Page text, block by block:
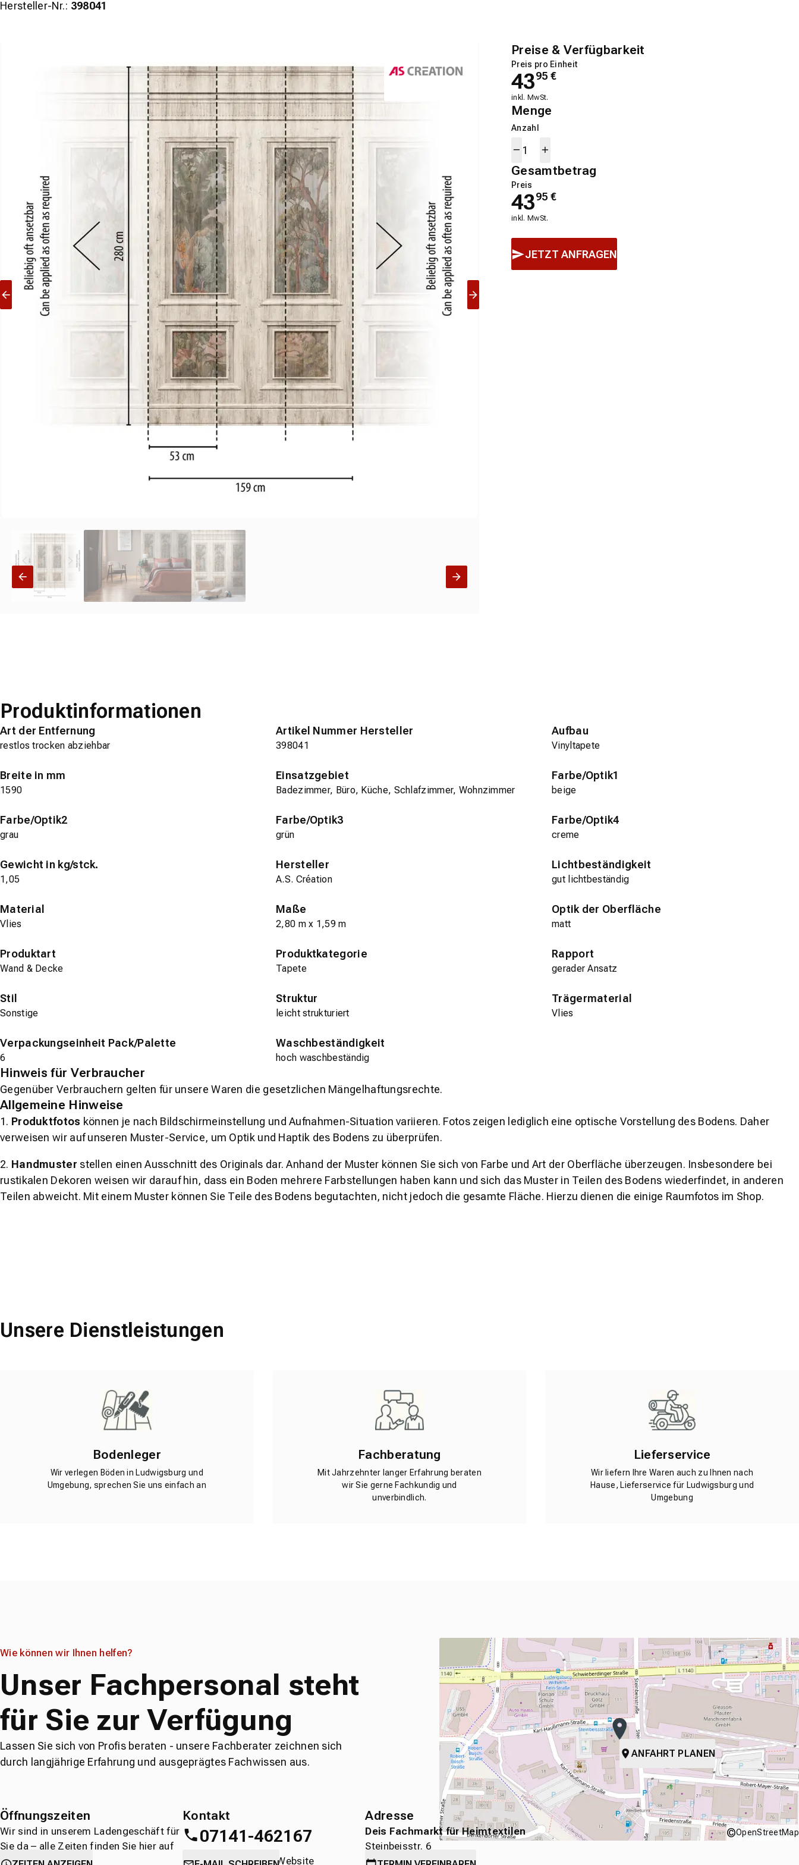
Hersteller-Nr.: 398041
Preise & Verfügbarkeit
Preis pro Einheit
4395 €
inkl. MwSt.
Menge
Anzahl
Gesamtbetrag
Preis
4395 €
inkl. MwSt.
JETZT ANFRAGEN
Produktinformationen
Art der Entfernung
restlos trocken abziehbar
Artikel Nummer Hersteller
398041
Aufbau
Vinyltapete
Breite in mm
1590
Einsatzgebiet
Badezimmer, Büro, Küche, Schlafzimmer, Wohnzimmer
Farbe/Optik1
beige
Farbe/Optik2
grau
Farbe/Optik3
grün
Farbe/Optik4
creme
Gewicht in kg/stck.
1,05
Hersteller
A.S. Création
Lichtbeständigkeit
gut lichtbeständig
Material
Vlies
Maße
2,80 m x 1,59 m
Optik der Oberfläche
matt
Produktart
Wand & Decke
Produktkategorie
Tapete
Rapport
gerader Ansatz
Stil
Sonstige
Struktur
leicht strukturiert
Trägermaterial
Vlies
Verpackungseinheit Pack/Palette
6
Waschbeständigkeit
hoch waschbeständig
Hinweis für Verbraucher
Gegenüber Verbrauchern gelten für unsere Waren die gesetzlichen Mängelhaftungsrechte.
Allgemeine Hinweise
1. Produktfotos können je nach Bildschirmeinstellung und Aufnahmen-Situation variieren. Fotos zeigen lediglich eine optische Vorstellung des Bodens. Daher
verweisen wir auf unseren Muster-Service, um Optik und Haptik des Bodens zu überprüfen.
2. Handmuster stellen einen Ausschnitt des Originals dar. Anhand der Muster können Sie sich von Farbe und Art der Oberfläche überzeugen. Insbesondere bei
rustikalen Dekoren weisen wir darauf hin, dass ein Boden mehrere Farbstellungen haben kann und sich das Muster in Teilen des Bodens wiederfindet, in anderen
Teilen abweicht. Mit einem Muster können Sie Teile des Bodens begutachten, nicht jedoch die gesamte Fläche. Hierzu dienen die einige Raumfotos im Shop.
Unsere Dienstleistungen
Bodenleger
Wir verlegen Böden in Ludwigsburg und
Umgebung, sprechen Sie uns einfach an
Fachberatung
Mit Jahrzehnter langer Erfahrung beraten
wir Sie gerne Fachkundig und
unverbindlich.
Lieferservice
Wir liefern Ihre Waren auch zu Ihnen nach
Hause, Lieferservice für Ludwigsburg und
Umgebung
Wie können wir Ihnen helfen?
Unser Fachpersonal steht
für Sie zur Verfügung
Lassen Sie sich von Profis beraten - unsere Fachberater zeichnen sich
durch langjährige Erfahrung und ausgeprägtes Fachwissen aus.
Öffnungszeiten
Wir sind in unserem Ladengeschäft für
Sie da – alle Zeiten finden Sie hier auf
einen Blick.
Kontakt
07141-462167
oderdirekt über die Website
Adresse
Deis Fachmarkt für Heimtextilen
Steinbeisstr. 6
71636 Ludwigsburg
ANFAHRT PLANEN
©OpenStreetMap